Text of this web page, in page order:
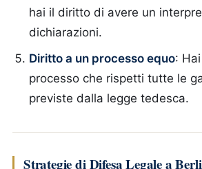
hai il diritto di avere un
dichiarazioni.
Diritto a un processo equo:
processo che rispetti tutte le
previste dalla legge tedesca.
Strategie di Difesa Legale a